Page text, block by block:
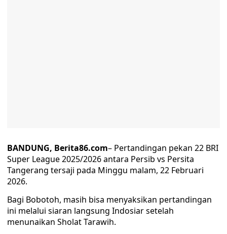
BANDUNG, Berita86.com– Pertandingan pekan 22 BRI
Super League 2025/2026 antara Persib vs Persita
Tangerang tersaji pada Minggu malam, 22 Februari
2026.
Bagi Bobotoh, masih bisa menyaksikan pertandingan
ini melalui siaran langsung Indosiar setelah
menunaikan Sholat Tarawih.